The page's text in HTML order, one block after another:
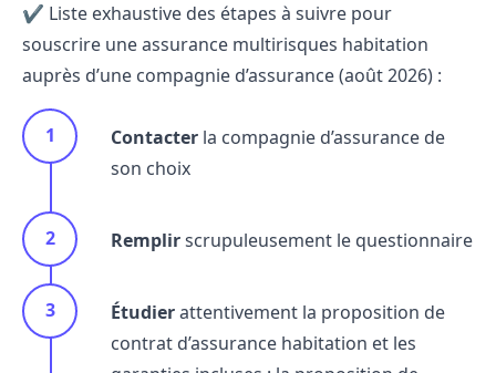
✔️ Liste exhaustive des étapes à suivre pour
souscrire une assurance multirisques habitation
auprès d’une compagnie d’assurance (août 2026) :
Contacter la compagnie d’assurance de
son choix
Remplirscrupuleusement le questionnaire
Étudierattentivement la proposition de
contrat d’assurance habitation et les